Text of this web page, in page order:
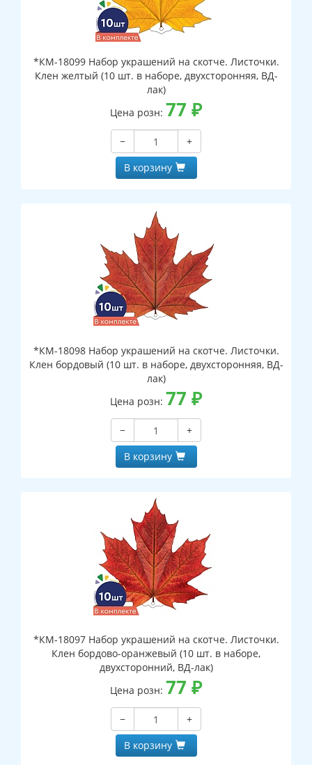
*КМ-18099 Набор украшений на скотче. Листочки.
Клен желтый (10 шт. в наборе, двухсторонняя, ВД-
лак)
Цена розн: 77 ₽
−
+
В корзину
*КМ-18098 Набор украшений на скотче. Листочки.
Клен бордовый (10 шт. в наборе, двухсторонняя, ВД-
лак)
Цена розн: 77 ₽
−
+
В корзину
*КМ-18097 Набор украшений на скотче. Листочки.
Клен бордово-оранжевый (10 шт. в наборе,
двухсторонний, ВД-лак)
Цена розн: 77 ₽
−
+
В корзину